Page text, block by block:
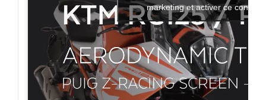
marketing et activer ce contenu